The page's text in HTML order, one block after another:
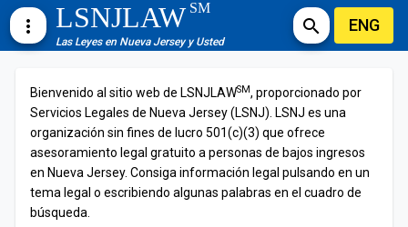
more_vert LSNJLAWSM
Las Leyes en Nueva Jersey y Usted
search ENG
Bienvenido al sitio web de LSNJLAWSM, proporcionado por
Servicios Legales de Nueva Jersey (LSNJ). LSNJ es una
organización sin fines de lucro 501(c)(3) que ofrece
asesoramiento legal gratuito a personas de bajos ingresos
en Nueva Jersey. Consiga información legal pulsando en un
tema legal o escribiendo algunas palabras en el cuadro de
búsqueda.